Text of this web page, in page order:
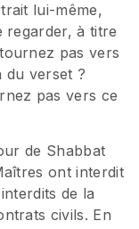
lui-même,
regarder, à titre
pas vers
du verset ?
pas vers ce
de Shabbat
ont interdit
de la
civils. En